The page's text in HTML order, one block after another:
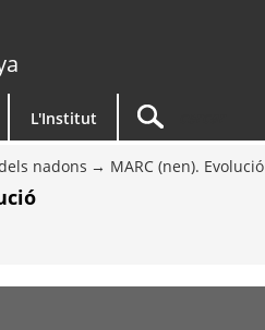
L'Institut
nadons MARC (nen). Evolució